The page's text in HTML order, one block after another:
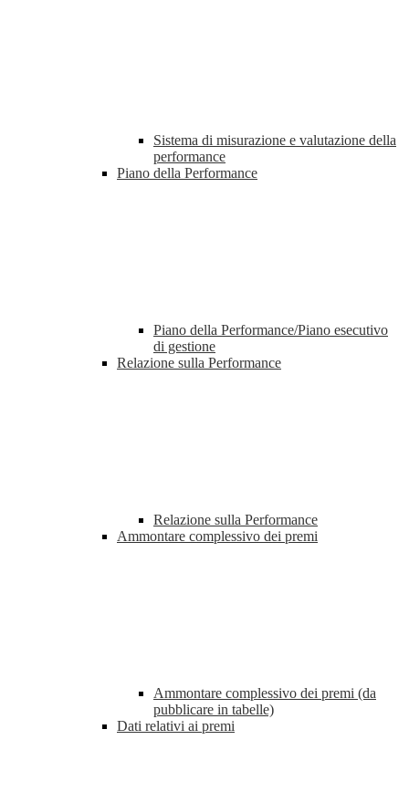
Sistema di misurazione e valutazione della
performance
Piano della Performance
Piano della Performance/Piano esecutivo
di gestione
Relazione sulla Performance
Relazione sulla Performance
Ammontare complessivo dei premi
Ammontare complessivo dei premi (da
pubblicare in tabelle)
Dati relativi ai premi